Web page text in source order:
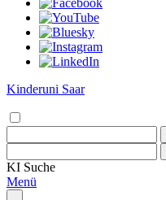
Kinderuni Saar
KI Suche
Menü